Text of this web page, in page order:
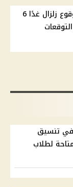
البحوث الفلكية تحسم مزاعم وقوع زلزال غدًا 6
تقبل من 55% في تنسيق
المتاحة لطلاب